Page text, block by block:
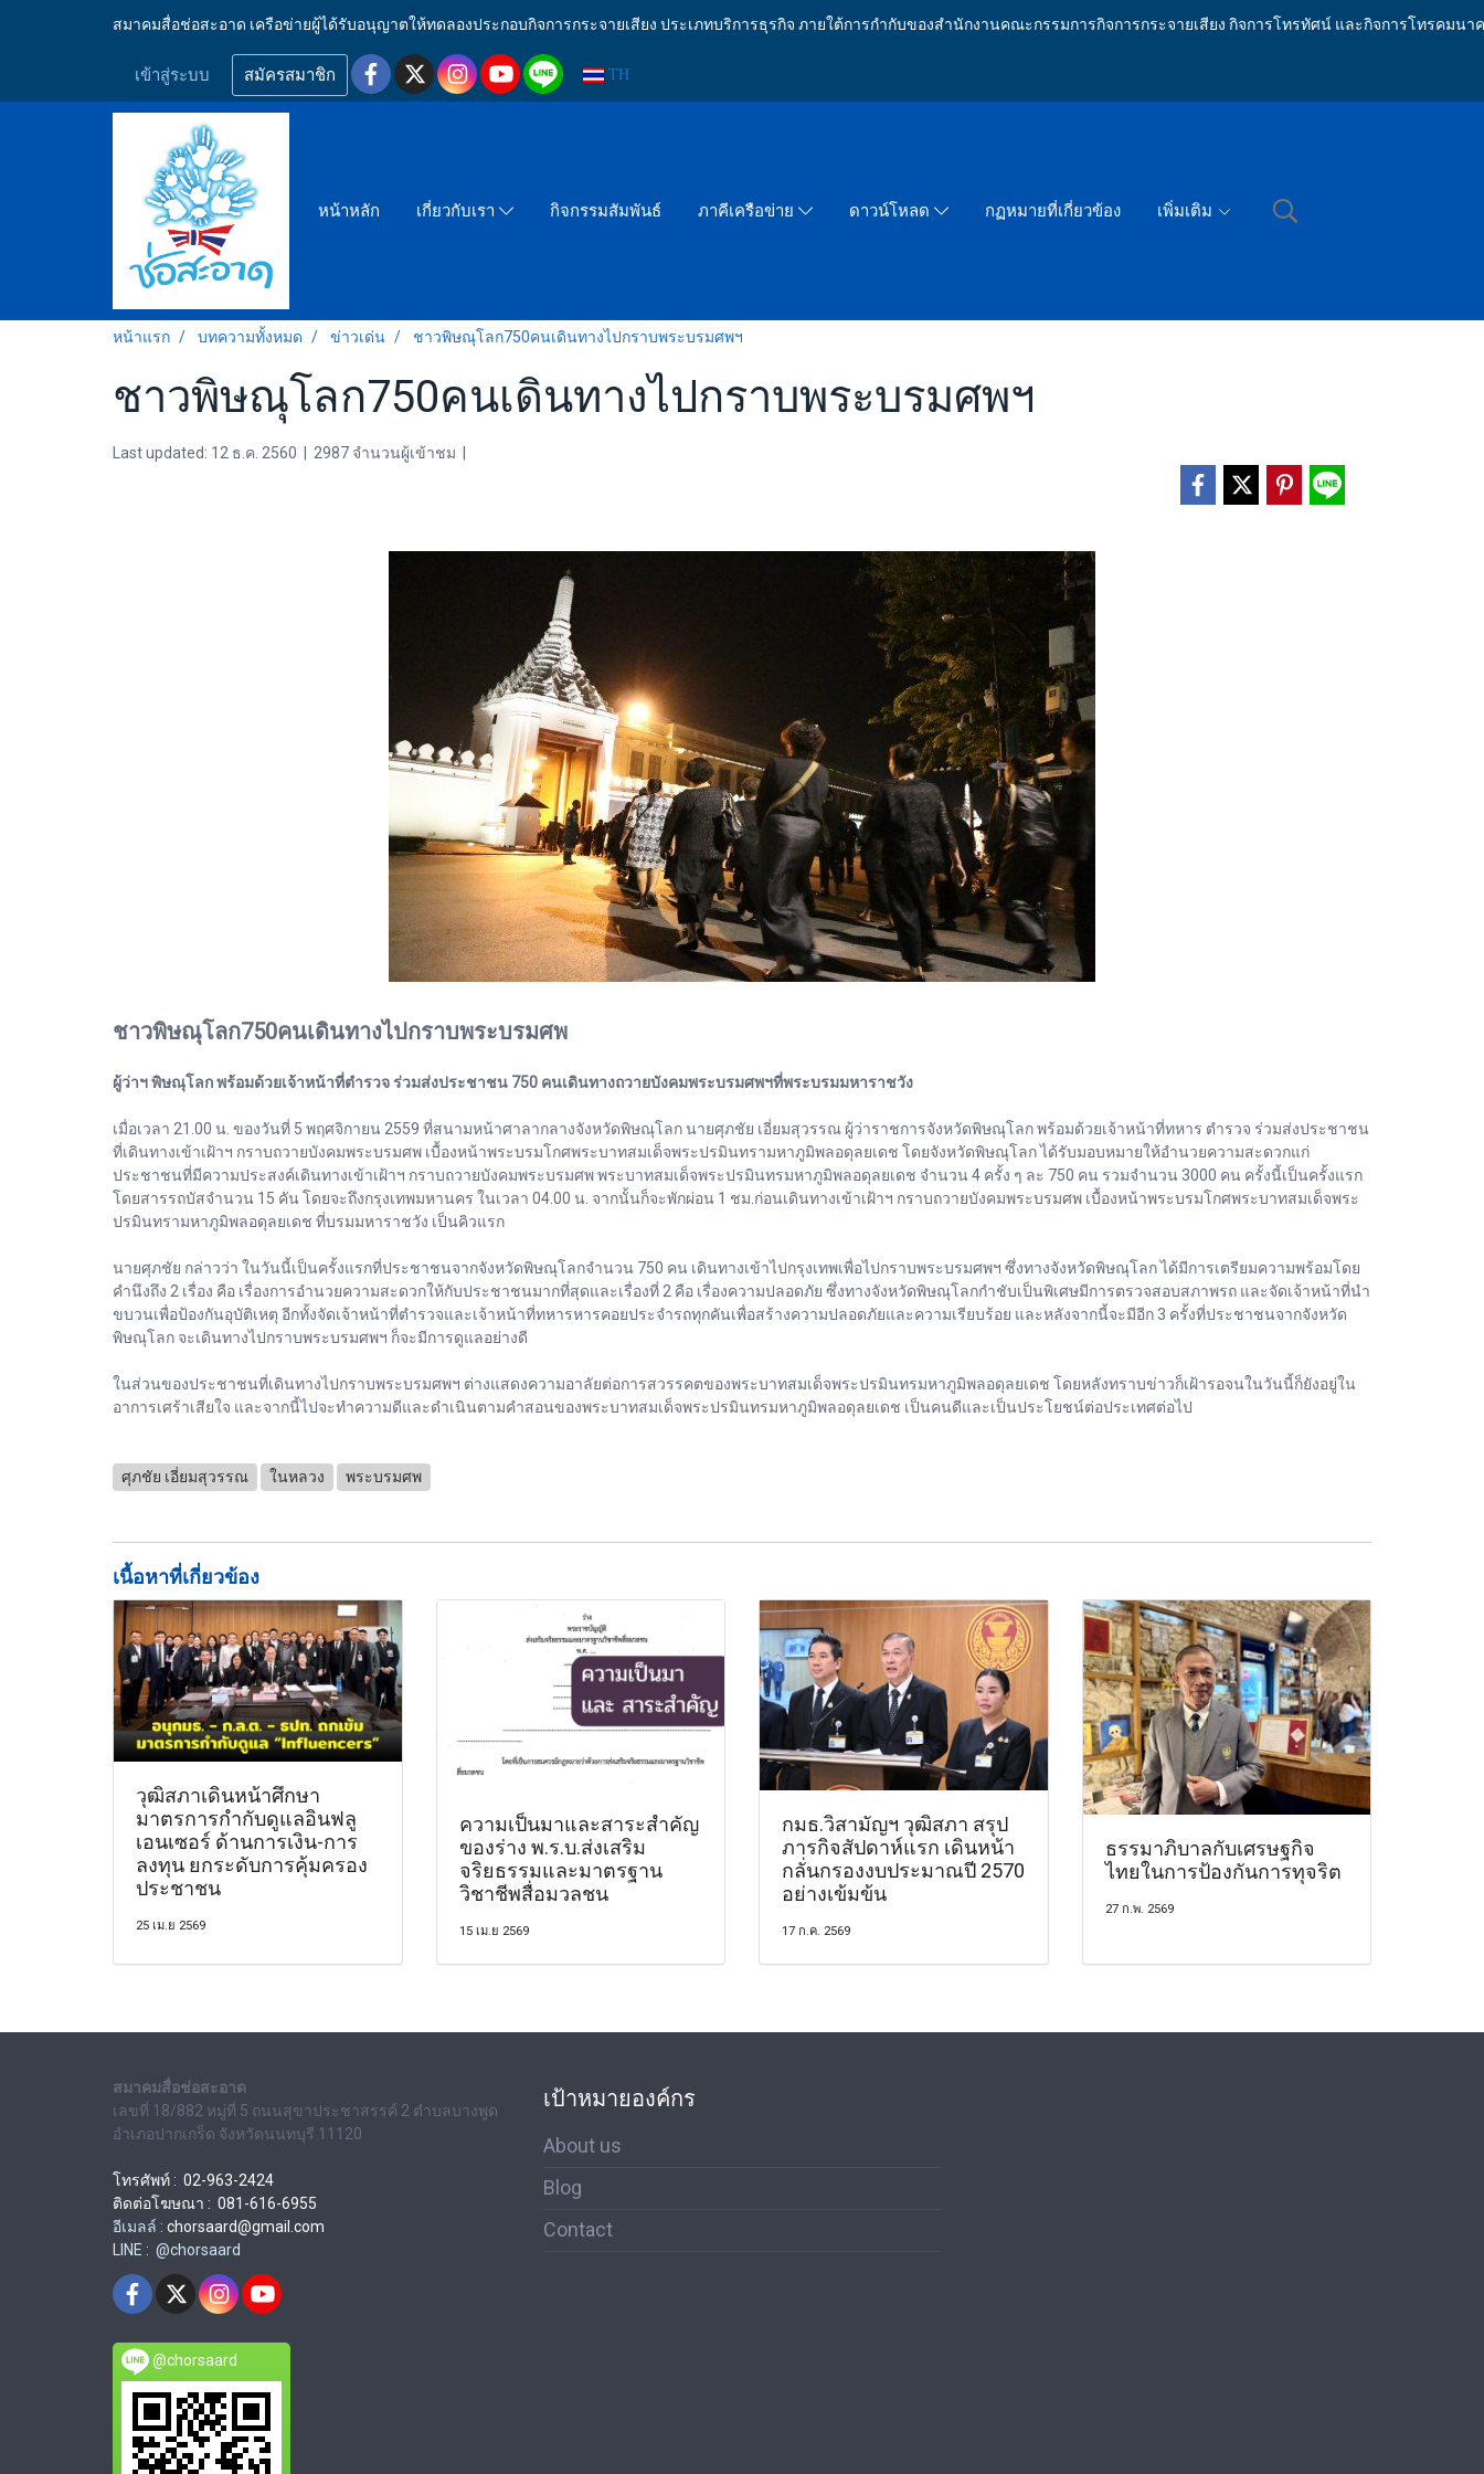
สมาคมสื่อช่อสะอาด เครือข่ายผู้ได้รับอนุญาตให้ทดลองประกอบกิจการกระจายเสียง ประเภทบริการธุรกิจ ภายใต้การกำกับของสำนักงานคณะกรรมการกิจการกระจายเสียง กิจการโทรทัศน์ และกิจการโทรคมนา
เข้าสู่ระบบ สมัครสมาชิก TH
หน้าหลัก เกี่ยวกับเรา กิจกรรมสัมพันธ์ ภาคีเครือข่าย ดาวน์โหลด กฏหมายที่เกี่ยวข้อง เพิ่มเติม
หน้าแรก บทความทั้งหมด ข่าวเด่น ชาวพิษณุโลก750คนเดินทางไปกราบพระบรมศพฯ
ชาวพิษณุโลก750คนเดินทางไปกราบพระบรมศพฯ
Last updated: 12 ธ.ค. 2560 2987 จำนวนผู้เข้าชม
ชาวพิษณุโลก750คนเดินทางไปกราบพระบรมศพ
ผู้ว่าฯ พิษณุโลก พร้อมด้วยเจ้าหน้าที่ตำรวจ ร่วมส่งประชาชน 750 คนเดินทางถวายบังคมพระบรมศพฯที่พระบรมมหาราชวัง
เมื่อเวลา 21.00 น. ของวันที่ 5 พฤศจิกายน 2559 ที่สนามหน้าศาลากลางจังหวัดพิษณุโลก นายศุภชัย เอี่ยมสุวรรณ ผู้ว่าราชการจังหวัดพิษณุโลก พร้อมด้วยเจ้าหน้าที่ทหาร ตำรวจ ร่วมส่งประชาชน
ที่เดินทางเข้าเฝ้าฯ กราบถวายบังคมพระบรมศพ เบื้องหน้าพระบรมโกศพระบาทสมเด็จพระปรมินทรามหาภูมิพลอดุลยเดช โดยจังหวัดพิษณุโลก ได้รับมอบหมายให้อำนวยความสะดวกแก่
ประชาชนที่มีความประสงค์เดินทางเข้าเฝ้าฯ กราบถวายบังคมพระบรมศพ พระบาทสมเด็จพระปรมินทรมหาภูมิพลอดุลยเดช จำนวน 4 ครั้ง ๆ ละ 750 คน รวมจำนวน 3000 คน ครั้งนี้เป็นครั้งแรก
โดยสารรถบัสจำนวน 15 คัน โดยจะถึงกรุงเทพมหานคร ในเวลา 04.00 น. จากนั้นก็จะพักผ่อน 1 ชม.ก่อนเดินทางเข้าเฝ้าฯ กราบถวายบังคมพระบรมศพ เบื้องหน้าพระบรมโกศพระบาทสมเด็จพระ
ปรมินทรามหาภูมิพลอดุลยเดช ที่บรมมหาราชวัง เป็นคิวแรก
นายศุภชัย กล่าวว่า ในวันนี้เป็นครั้งแรกที่ประชาชนจากจังหวัดพิษณุโลกจำนวน 750 คน เดินทางเข้าไปกรุงเทพเพื่อไปกราบพระบรมศพฯ ซึ่งทางจังหวัดพิษณุโลก ได้มีการเตรียมความพร้อมโดย
คำนึงถึง 2 เรื่อง คือ เรื่องการอำนวยความสะดวกให้กับประชาชนมากที่สุดและเรื่องที่ 2 คือ เรื่องความปลอดภัย ซึ่งทางจังหวัดพิษณุโลกกำชับเป็นพิเศษมีการตรวจสอบสภาพรถ และจัดเจ้าหน้าที่นำ
ขบวนเพื่อป้องกันอุบัติเหตุ อีกทั้งจัดเจ้าหน้าที่ตำรวจและเจ้าหน้าที่ทหารหารคอยประจำรถทุกคันเพื่อสร้างความปลอดภัยและความเรียบร้อย และหลังจากนี้จะมีอีก 3 ครั้งที่ประชาชนจากจังหวัด
พิษณุโลก จะเดินทางไปกราบพระบรมศพฯ ก็จะมีการดูแลอย่างดี
ในส่วนของประชาชนที่เดินทางไปกราบพระบรมศพฯ ต่างแสดงความอาลัยต่อการสวรรคตของพระบาทสมเด็จพระปรมินทรมหาภูมิพลอดุลยเดช โดยหลังทราบข่าวก็เฝ้ารอจนในวันนี้ก็ยังอยู่ใน
อาการเศร้าเสียใจ และจากนี้ไปจะทำความดีและดำเนินตามคำสอนของพระบาทสมเด็จพระปรมินทรมหาภูมิพลอดุลยเดช เป็นคนดีและเป็นประโยชน์ต่อประเทศต่อไป
ศุภชัย เอี่ยมสุวรรณ ในหลวง พระบรมศพ
เนื้อหาที่เกี่ยวข้อง
วุฒิสภาเดินหน้าศึกษา
มาตรการกำกับดูแลอินฟลู
เอนเซอร์ ด้านการเงิน-การ
ลงทุน ยกระดับการคุ้มครอง
ประชาชน
25 เม.ย 2569
ความเป็นมาและสาระสำคัญ
ของร่าง พ.ร.บ.ส่งเสริม
จริยธรรมและมาตรฐาน
วิชาชีพสื่อมวลชน
15 เม.ย 2569
กมธ.วิสามัญฯ วุฒิสภา สรุป
ภารกิจสัปดาห์แรก เดินหน้า
กลั่นกรองงบประมาณปี 2570
อย่างเข้มข้น
17 ก.ค. 2569
ธรรมาภิบาลกับเศรษฐกิจ
ไทยในการป้องกันการทุจริต
27 ก.พ. 2569
สมาคมสื่อช่อสะอาด
เลขที่ 18/882 หมู่ที่ 5 ถนนสุขาประชาสรรค์ 2 ตำบลบางพูด
อำเภอปากเกร็ด จังหวัดนนทบุรี 11120
โทรศัพท์ : 02-963-2424
ติดต่อโฆษณา : 081-616-6955
อีเมลล์ : chorsaard@gmail.com
LINE : @chorsaard
@chorsaard
เป้าหมายองค์กร
About us
Blog
Contact